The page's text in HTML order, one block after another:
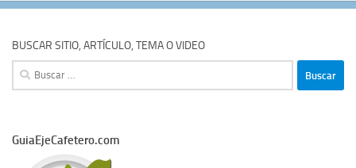
BUSCAR SITIO, ARTÍCULO, TEMA O VIDEO
Buscar:
GuiaEjeCafetero.com